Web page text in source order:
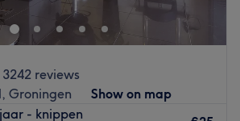
extensions. De stylistes zijn op de
trends op het gebied van
en kniptechnieken.
Go to venue
3242 reviews
Groningen
Show on map
- knippen